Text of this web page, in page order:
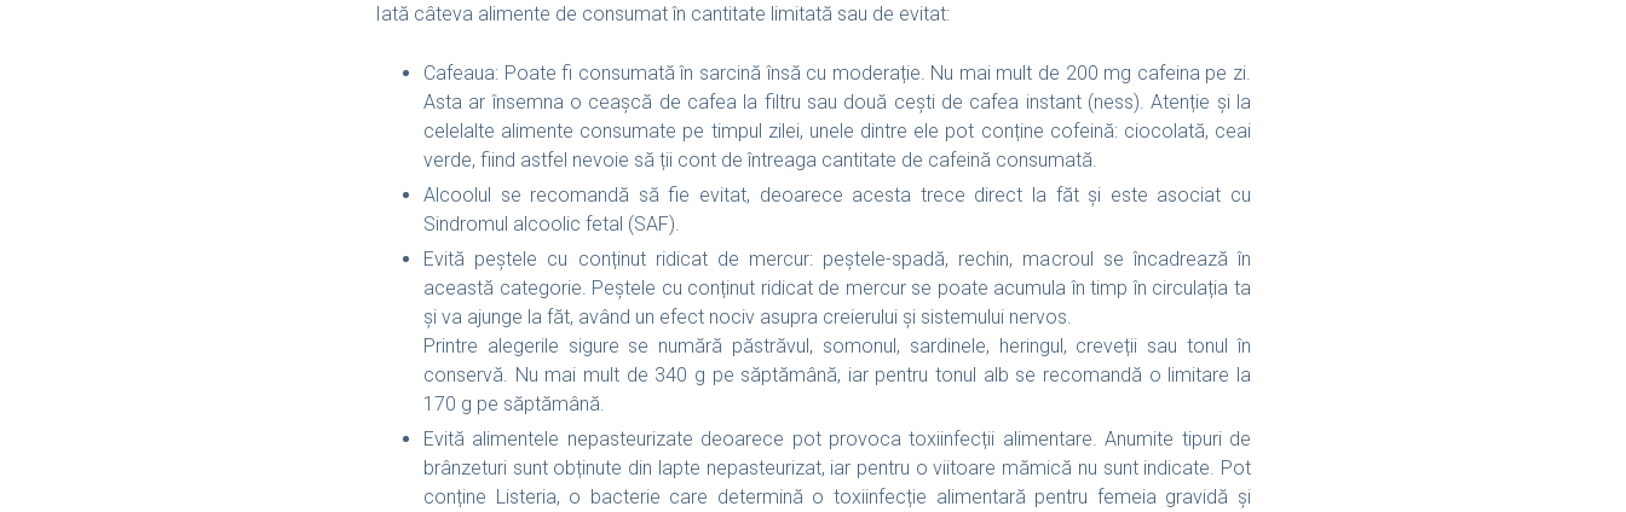
Iată câteva alimente de consumat în cantitate limitată sau de evitat:
Cafeaua: Poate fi consumată în sarcină însă cu moderație. Nu mai mult de 200 mg cafeina pe zi.
Asta ar însemna o ceașcă de cafea la filtru sau două cești de cafea instant (ness). Atenție și la
celelalte alimente consumate pe timpul zilei, unele dintre ele pot conține cofeină: ciocolată, ceai
verde, fiind astfel nevoie să ții cont de întreaga cantitate de cafeină consumată.
Alcoolul se recomandă să fie evitat, deoarece acesta trece direct la făt și este asociat cu
Sindromul alcoolic fetal (SAF).
Evită peștele cu conținut ridicat de mercur: peștele-spadă, rechin, macroul se încadrează în
această categorie. Peștele cu conținut ridicat de mercur se poate acumula în timp în circulația ta
și va ajunge la făt, având un efect nociv asupra creierului și sistemului nervos.
Printre alegerile sigure se numără păstrăvul, somonul, sardinele, heringul, creveții sau tonul în
conservă. Nu mai mult de 340 g pe săptămână, iar pentru tonul alb se recomandă o limitare la
170 g pe săptămână.
Evită alimentele nepasteurizate deoarece pot provoca toxiinfecții alimentare. Anumite tipuri de
brânzeturi sunt obținute din lapte nepasteurizat, iar pentru o viitoare mămică nu sunt indicate. Pot
conține Listeria, o bacterie care determină o toxiinfecție alimentară pentru femeia gravidă și